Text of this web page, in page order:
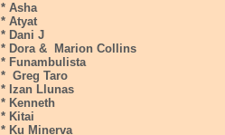
* Asha
* Atyat
* Dani J
* Dora & Marion Collins
* Funambulista
* Greg Taro
* Izan Llunas
* Kenneth
* Kitai
* Ku Minerva